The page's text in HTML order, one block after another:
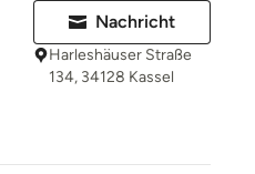
Nachricht
Harleshäuser Straße
134, 34128 Kassel